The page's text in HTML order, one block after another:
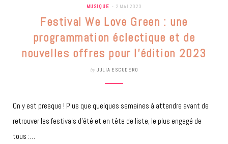
MUSIQUE 2 MAI 2023
Festival We Love Green : une
programmation éclectique et de
nouvelles offres pour l’édition 2023
by JULIA ESCUDERO
On y est presque ! Plus que quelques semaines à attendre avant de
retrouver les festivals d’été et en tête de liste, le plus engagé de
tous :…